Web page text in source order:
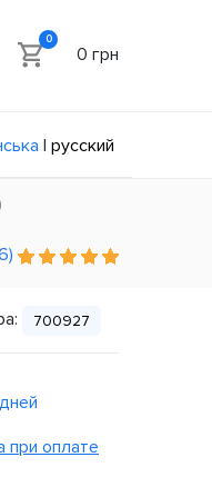
0
0 грн
| русский
700927
при оплате